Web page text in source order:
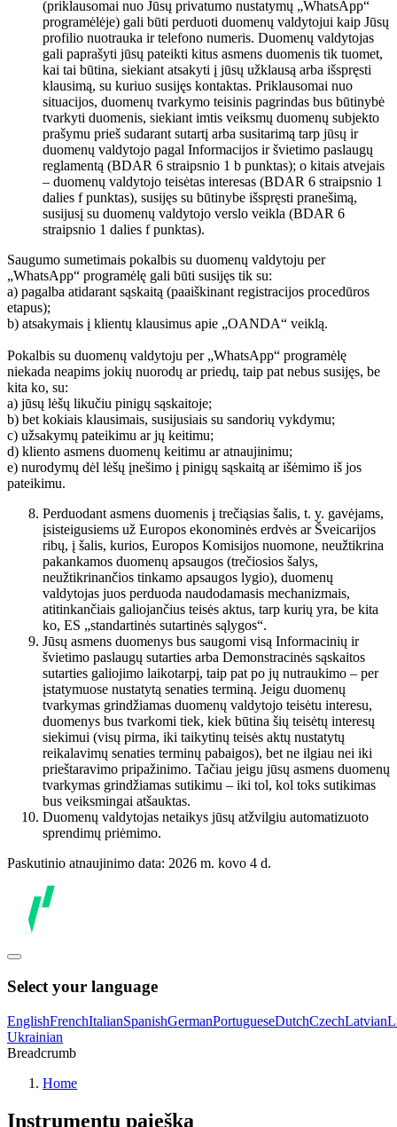
(priklausomai nuo Jūsų privatumo nustatymų „WhatsApp“
programėlėje) gali būti perduoti duomenų valdytojui kaip Jūsų
profilio nuotrauka ir telefono numeris. Duomenų valdytojas
gali paprašyti jūsų pateikti kitus asmens duomenis tik tuomet,
kai tai būtina, siekiant atsakyti į jūsų užklausą arba išspręsti
klausimą, su kuriuo susijęs kontaktas. Priklausomai nuo
situacijos, duomenų tvarkymo teisinis pagrindas bus būtinybė
tvarkyti duomenis, siekiant imtis veiksmų duomenų subjekto
prašymu prieš sudarant sutartį arba susitarimą tarp jūsų ir
duomenų valdytojo pagal Informacijos ir švietimo paslaugų
reglamentą (BDAR 6 straipsnio 1 b punktas); o kitais atvejais
– duomenų valdytojo teisėtas interesas (BDAR 6 straipsnio 1
dalies f punktas), susijęs su būtinybe išspręsti pranešimą,
susijusį su duomenų valdytojo verslo veikla (BDAR 6
straipsnio 1 dalies f punktas).
Saugumo sumetimais pokalbis su duomenų valdytoju per
„WhatsApp“ programėlę gali būti susijęs tik su:
a) pagalba atidarant sąskaitą (paaiškinant registracijos procedūros
etapus);
b) atsakymais į klientų klausimus apie „OANDA“ veiklą.
Pokalbis su duomenų valdytoju per „WhatsApp“ programėlę
niekada neapims jokių nuorodų ar priedų, taip pat nebus susijęs, be
kita ko, su:
a) jūsų lėšų likučiu pinigų sąskaitoje;
b) bet kokiais klausimais, susijusiais su sandorių vykdymu;
c) užsakymų pateikimu ar jų keitimu;
d) kliento asmens duomenų keitimu ar atnaujinimu;
e) nurodymų dėl lėšų įnešimo į pinigų sąskaitą ar išėmimo iš jos
pateikimu.
Perduodant asmens duomenis į trečiąsias šalis, t. y. gavėjams,
įsisteigusiems už Europos ekonominės erdvės ar Šveicarijos
ribų, į šalis, kurios, Europos Komisijos nuomone, neužtikrina
pakankamos duomenų apsaugos (trečiosios šalys,
neužtikrinančios tinkamo apsaugos lygio), duomenų
valdytojas juos perduoda naudodamasis mechanizmais,
atitinkančiais galiojančius teisės aktus, tarp kurių yra, be kita
ko, ES „standartinės sutartinės sąlygos“.
Jūsų asmens duomenys bus saugomi visą Informacinių ir
švietimo paslaugų sutarties arba Demonstracinės sąskaitos
sutarties galiojimo laikotarpį, taip pat po jų nutraukimo – per
įstatymuose nustatytą senaties terminą. Jeigu duomenų
tvarkymas grindžiamas duomenų valdytojo teisėtu interesu,
duomenys bus tvarkomi tiek, kiek būtina šių teisėtų interesų
siekimui (visų pirma, iki taikytinų teisės aktų nustatytų
reikalavimų senaties terminų pabaigos), bet ne ilgiau nei iki
prieštaravimo pripažinimo. Tačiau jeigu jūsų asmens duomenų
tvarkymas grindžiamas sutikimu – iki tol, kol toks sutikimas
bus veiksmingai atšauktas.
Duomenų valdytojas netaikys jūsų atžvilgiu automatizuoto
sprendimų priėmimo.
Paskutinio atnaujinimo data: 2026 m. kovo 4 d.
Select your language
EnglishFrenchItalianSpanishGermanPortugueseDutchCzechLatvian
Ukrainian
Breadcrumb
Home
Instrumentų paieška